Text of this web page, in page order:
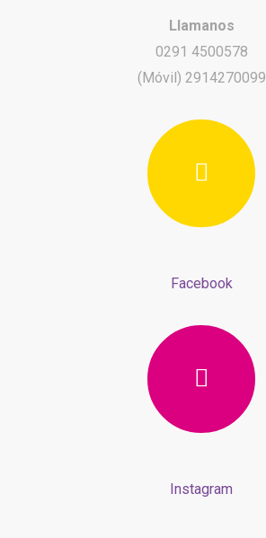
Llamanos
0291 4500578
(Móvil) 2914270099
Facebook
Instagram